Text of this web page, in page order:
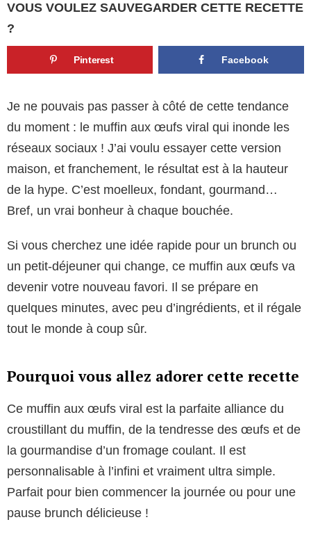
VOUS VOULEZ SAUVEGARDER CETTE RECETTE
?
Pinterest Facebook
Je ne pouvais pas passer à côté de cette tendance
du moment : le muffin aux œufs viral qui inonde les
réseaux sociaux ! J’ai voulu essayer cette version
maison, et franchement, le résultat est à la hauteur
de la hype. C’est moelleux, fondant, gourmand…
Bref, un vrai bonheur à chaque bouchée.
Si vous cherchez une idée rapide pour un brunch ou
un petit-déjeuner qui change, ce muffin aux œufs va
devenir votre nouveau favori. Il se prépare en
quelques minutes, avec peu d’ingrédients, et il régale
tout le monde à coup sûr.
Pourquoi vous allez adorer cette recette
Ce muffin aux œufs viral est la parfaite alliance du
croustillant du muffin, de la tendresse des œufs et de
la gourmandise d’un fromage coulant. Il est
personnalisable à l’infini et vraiment ultra simple.
Parfait pour bien commencer la journée ou pour une
pause brunch délicieuse !